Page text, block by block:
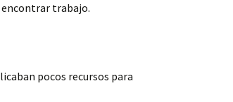
encontrar trabajo.
pocos recursos para